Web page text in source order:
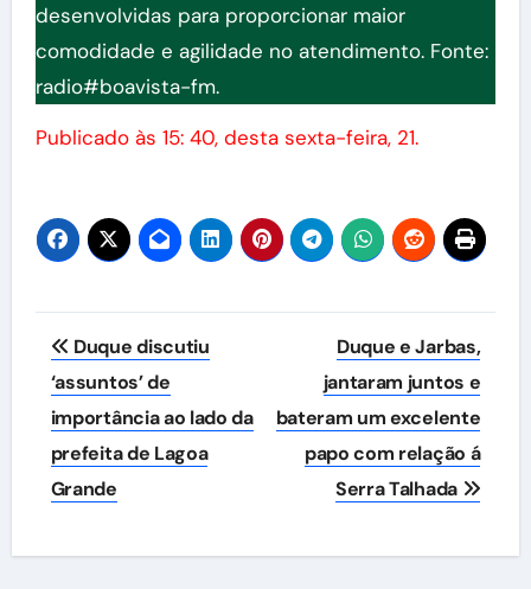
desenvolvidas para proporcionar maior
comodidade e agilidade no atendimento. Fonte:
radio#boavista-fm.
Publicado às 15: 40, desta sexta-feira, 21.
Navegação
de
Post
Duque discutiu
‘assuntos’ de
importância ao lado da
prefeita de Lagoa
Grande
Duque e Jarbas,
jantaram juntos e
bateram um excelente
papo com relação á
Serra Talhada